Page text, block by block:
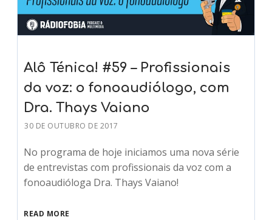
Alô Ténica! #59 – Profissionais
da voz: o fonoaudiólogo, com
Dra. Thays Vaiano
30 DE OUTUBRO DE 2017
No programa de hoje iniciamos uma nova série
de entrevistas com profissionais da voz com a
fonoaudióloga Dra. Thays Vaiano!
READ MORE